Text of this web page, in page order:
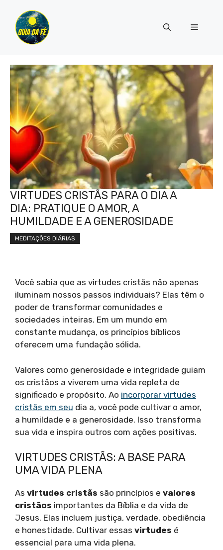
para
conteúdo
Menu
VIRTUDES CRISTÃS PARA O DIA A
DIA: PRATIQUE O AMOR, A
HUMILDADE E A GENEROSIDADE
MEDITAÇÕES DIÁRIAS
Você sabia que as virtudes cristãs não apenas
iluminam nossos passos individuais? Elas têm o
poder de transformar comunidades e
sociedades inteiras. Em um mundo em
constante mudança, os princípios bíblicos
oferecem uma fundação sólida.
Valores como generosidade e integridade guiam
os cristãos a viverem uma vida repleta de
significado e propósito. Ao incorporar virtudes
cristãs em seu dia a, você pode cultivar o amor,
a humildade e a generosidade. Isso transforma
sua vida e inspira outros com ações positivas.
VIRTUDES CRISTÃS: A BASE PARA
UMA VIDA PLENA
As virtudes cristãs são princípios e valores
cristãos importantes da Bíblia e da vida de
Jesus. Elas incluem justiça, verdade, obediência
e honestidade. Cultivar essas virtudes é
essencial para uma vida plena.